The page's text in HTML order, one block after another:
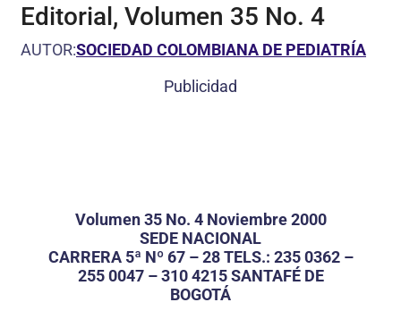
Editorial, Volumen 35 No. 4
AUTOR:SOCIEDAD COLOMBIANA DE PEDIATRÍA
Publicidad
Volumen 35 No. 4 Noviembre 2000
SEDE NACIONAL
CARRERA 5ª Nº 67 – 28 TELS.: 235 0362 –
255 0047 – 310 4215 SANTAFÉ DE
BOGOTÁ